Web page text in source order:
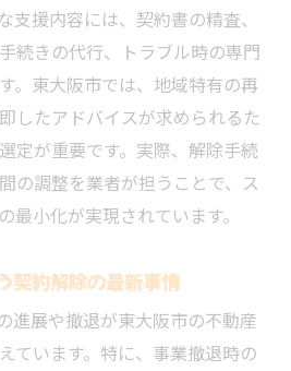
支援内容には、契約書の精査、
続きの代行、トラブル時の専門
。東大阪市では、地域特有の再
したアドバイスが求められるた
定が重要です。実際、解除手続
の調整を業者が担うことで、ス
最小化が実現されています。
契約解除の最新事情
進展や撤退が東大阪市の不動産
ています。特に、事業撤退時の